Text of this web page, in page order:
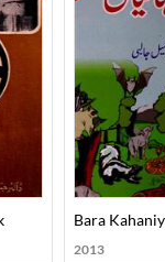
की मसनवी "कदम
आलोचक थे, लेकिन
Bara
2013